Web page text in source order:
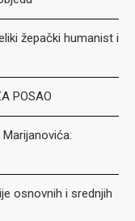
žepački humanist i
POSAO
osnovnih i srednjih